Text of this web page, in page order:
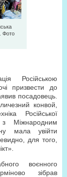
Фото
Російською
призвести до
посадовець.
конвой,
Російської
Міжнародним
мала увійти
для того,
воєнного
зібрав